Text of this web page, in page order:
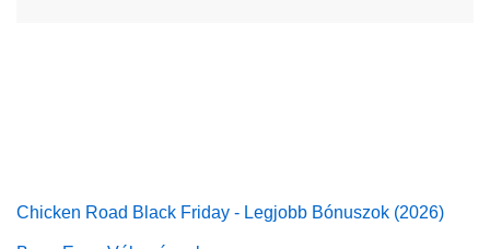
Chicken Road Black Friday - Legjobb Bónuszok (2026)